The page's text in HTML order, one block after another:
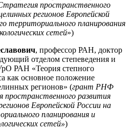
пространственного
регионов Европейской
территориального планирования
сетей»)
, профессор РАН, доктор
отделом степеведения и
РАН «Теория степного
как основное положение
регионов» (грант РНФ
развития
Европейской России на
планирования и
сетей»)